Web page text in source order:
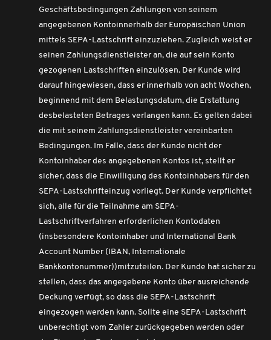
Geschäftsbedingungen Zahlungen von seinem
angegebenen Kontoinnerhalb der Europäischen Union
mittels SEPA-Lastschrift einzuziehen. Zugleich weist er
seinen Zahlungsdienstleister an, die auf sein Konto
gezogenen Lastschriften einzulösen. Der Kunde wird
darauf hingewiesen, dass er innerhalb von acht Wochen,
beginnend mit dem Belastungsdatum, die Erstattung
desbelasteten Betrages verlangen kann. Es gelten dabei
die mit seinem Zahlungsdienstleister vereinbarten
Bedingungen. Im Falle, dass der Kunde nicht der
Kontoinhaber des angegebenen Kontos ist, stellt er
sicher, dass die Einwilligung des Kontoinhabers für den
SEPA-Lastschrifteinzug vorliegt. Der Kunde verpflichtet
sich, alle für die Teilnahme am SEPA-
Lastschriftverfahren erforderlichen Kontodaten
(insbesondere Kontoinhaber und International Bank
Account Number (IBAN, Internationale
Bankkontonummer))mitzuteilen. Der Kunde hat sicher zu
stellen, dass das angegebene Konto über ausreichende
Deckung verfügt, so dass die SEPA-Lastschrift
eingezogen werden kann. Sollte eine SEPA-Lastschrift
unberechtigt vom Zahler zurückgegeben werden oder